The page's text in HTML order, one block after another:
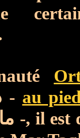
- au
-, il est